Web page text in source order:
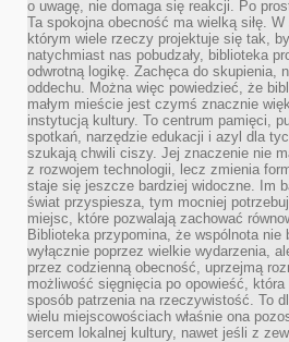
o uwagę, nie domaga się reakcji. Po
Ta spokojna obecność ma wielką siłę.
którym wiele rzeczy projektuje się tak, by
natychmiast nas pobudzały, biblioteka
odwrotną logikę. Zachęca do skupienia,
oddechu. Można więc powiedzieć, że
małym mieście jest czymś znacznie
instytucją kultury. To centrum pamięci,
spotkań, narzędzie edukacji i azyl dla
szukają chwili ciszy. Jej znaczenie nie
z rozwojem technologii, lecz zmienia
staje się jeszcze bardziej widoczne. Im
świat przyspiesza, tym mocniej
miejsc, które pozwalają zachować
Biblioteka przypomina, że wspólnota nie
wyłącznie poprzez wielkie wydarzenia,
przez codzienną obecność, uprzejmą
możliwość sięgnięcia po opowieść, która
sposób patrzenia na rzeczywistość. To
wielu miejscowościach właśnie ona
sercem lokalnej kultury, nawet jeśli z